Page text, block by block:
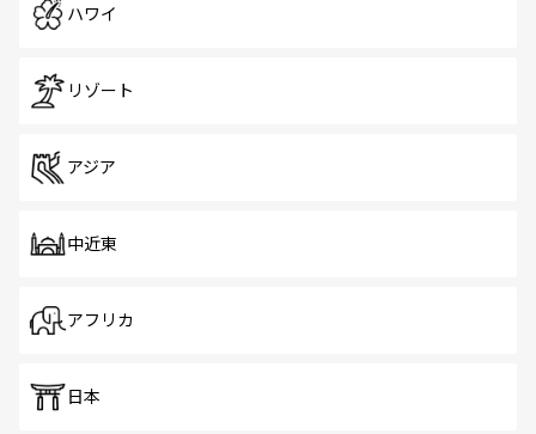
ハワイ
リゾート
アジア
中近東
アフリカ
日本